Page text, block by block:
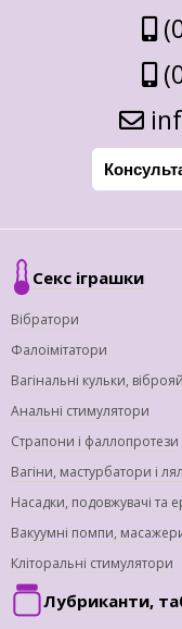
Секс іграшки
Вібратори
Фалоімітатори
Вагінальні кульки,
Анальні стимулятори
Страпони і фаллопротези
Вагіни, мастурбатори і
Насадки, подовжувачі та
Вакуумні помпи,
Кліторальні стимулятори
Лубриканти,